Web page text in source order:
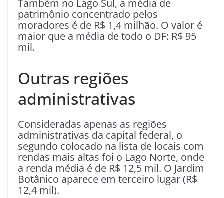
Também no Lago Sul, a média de
patrimônio concentrado pelos
moradores é de R$ 1,4 milhão. O valor é
maior que a média de todo o DF: R$ 95
mil.
Outras regiões
administrativas
Consideradas apenas as regiões
administrativas da capital federal, o
segundo colocado na lista de locais com
rendas mais altas foi o Lago Norte, onde
a renda média é de R$ 12,5 mil. O Jardim
Botânico aparece em terceiro lugar (R$
12,4 mil).